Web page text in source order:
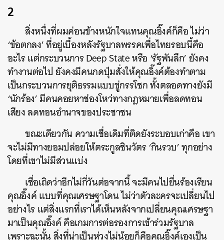
2
สิ่งหนึ่งที่ผมค่อนข้างหนักใจแทนคุณอิ๊งค์ก็คือ ไม่ว่า
‘ข้อตกลง’ ที่อยู่เบื้องหลังรัฐบาลพรรคเพื่อไทยรอบนี้คือ
อะไร แต่กระบวนการ Deep State หรือ ‘รัฐพันลึก’ ยังคง
ทำงานต่อไป ยังคงมีคนกดปุ่มสั่งให้คุณอิ๊งค์ต้องทำตาม
เป็นกระบวนการยุติธรรมแบบขู่กรรโชก ทั้งตลอดทางยังมี
‘นักร้อง’ มีคนคอยหาช่องโหว่ทางกฎหมายเพื่อลดทอน
เสียง ลดทอนอำนาจของประชาชน
ขณะเดียวกัน ความเชื่อเดิมที่ติดยังระบอบเก่าคือ เขา
จะไม่มีทางยอมปล่อยให้ตระกูลชินวัตร ‘กินรวบ’ ทุกอย่าง
โดยที่เขาไม่มีส่วนแบ่ง
เชื่อเถิดว่าอีกไม่กี่วันต่อจากนี้ จะมีคนไปยื่นร้องเรียน
คุณอิ๊งค์ แบบที่คุณเศรษฐาโดน ไม่ว่าตัวละครจะเปลี่ยนไป
อย่างไร แต่สิ่งแรกที่เราได้เห็นหลังจากเปลี่ยนคุณเศรษฐา
มาเป็นคุณอิ๊งค์ คือเกมการต่อรองการเข้าร่วมรัฐบาล
เพราะฉะนั้น สิ่งที่น่าเป็นห่วงไม่น้อยก็คือคุณอิ๊งค์เองเป็น